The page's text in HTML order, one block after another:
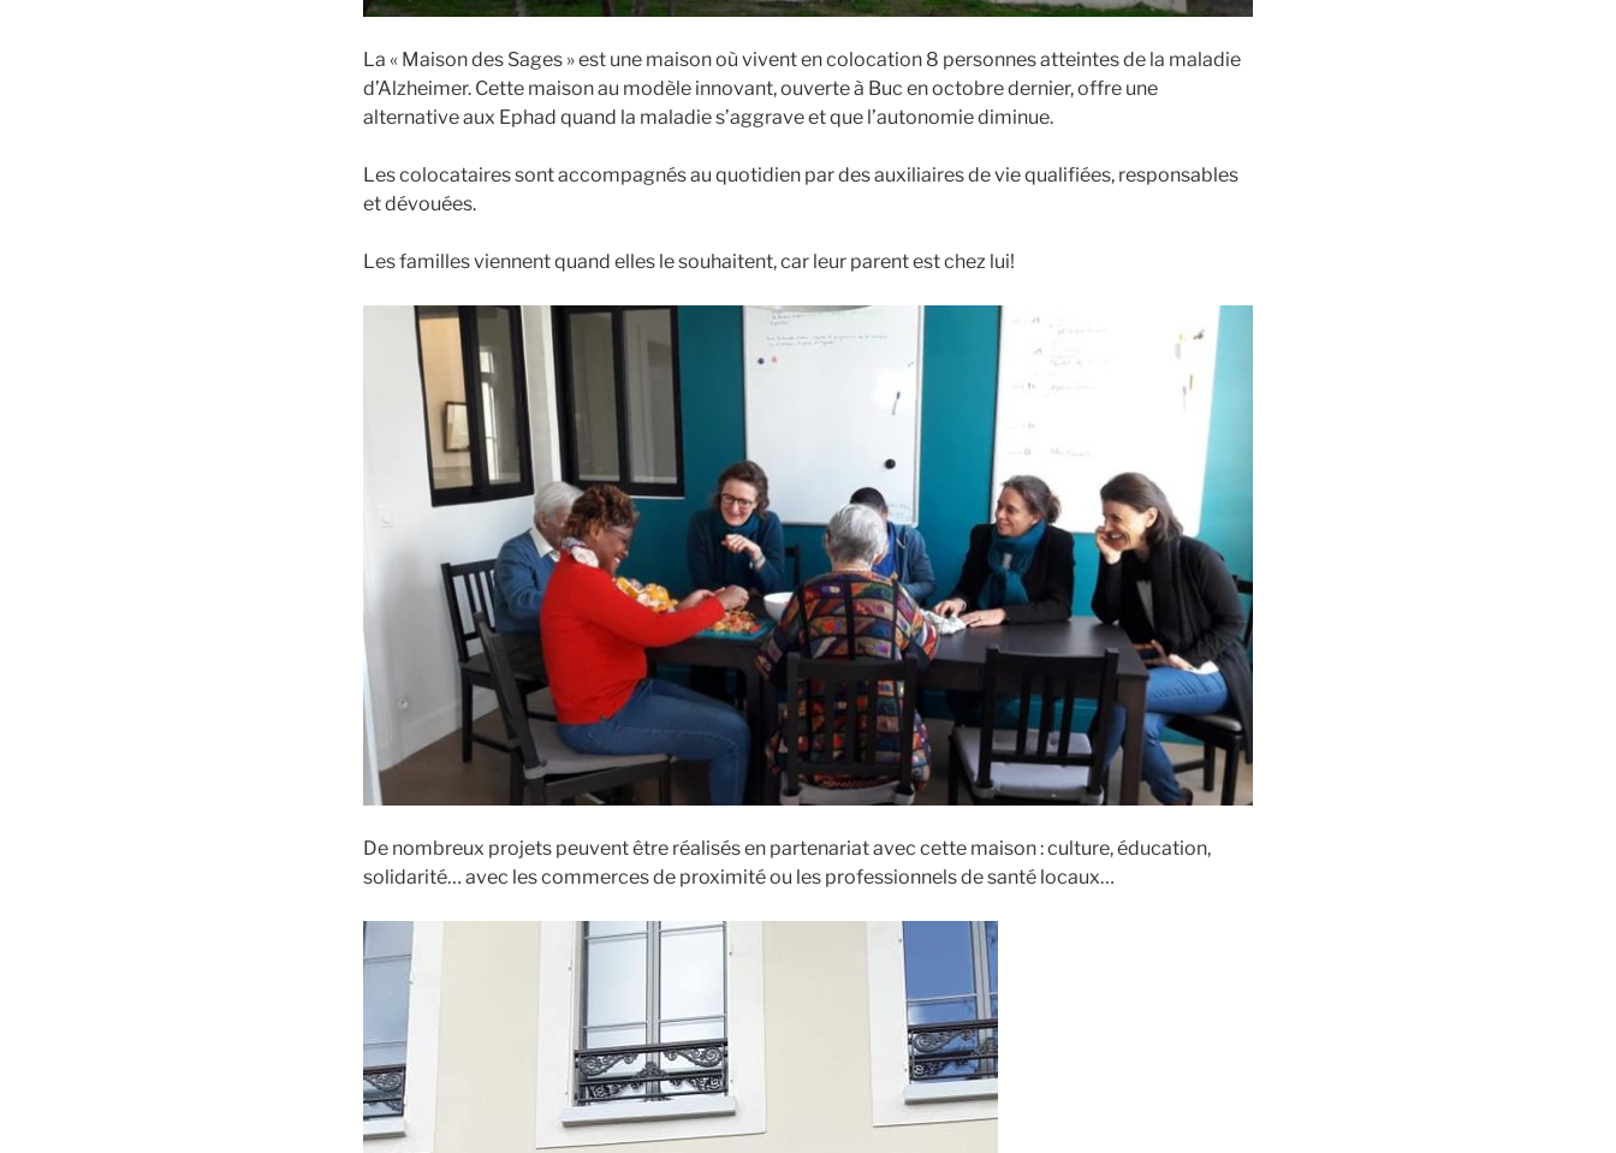
La « Maison des Sages » est une maison où vivent en colocation 8 personnes atteintes de la maladie
d’Alzheimer. Cette maison au modèle innovant, ouverte à Buc en octobre dernier, offre une
alternative aux Ephad quand la maladie s’aggrave et que l’autonomie diminue.
Les colocataires sont accompagnés au quotidien par des auxiliaires de vie qualifiées, responsables
et dévouées.
Les familles viennent quand elles le souhaitent, car leur parent est chez lui!
De nombreux projets peuvent être réalisés en partenariat avec cette maison : culture, éducation,
solidarité… avec les commerces de proximité ou les professionnels de santé locaux…